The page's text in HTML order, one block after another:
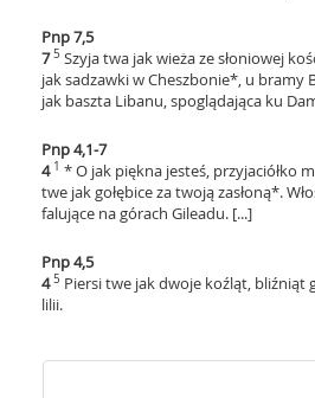
Pnp 7,5
75 Szyja twa jak wieża ze słoniowej
jak sadzawki w Cheszbonie*, u bramy
jak baszta Libanu, spoglądająca ku
Pnp 4,1-7
4 1 * O jak piękna jesteś, przyjaciółko
twe jak gołębice za twoją zasłoną*.
falujące na górach Gileadu. [...]
Pnp 4,5
4 5 Piersi twe jak dwoje koźląt, bliźniąt
lilii.